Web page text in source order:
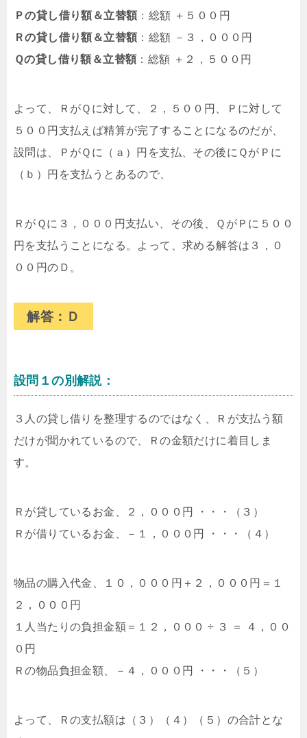
Ｐの貸し借り額＆立替額：総額 ＋５００円
Ｒの貸し借り額＆立替額：総額 －３，０００円
Ｑの貸し借り額＆立替額：総額 ＋２，５００円
よって、ＲがＱに対して、２，５００円、Ｐに対して
５００円支払えば精算が完了することになるのだが、
設問は、ＰがＱに（ａ）円を支払、その後にＱがＰに
（ｂ）円を支払うとあるので、
ＲがＱに３，０００円支払い、その後、ＱがＰに５００
円を支払うことになる。よって、求める解答は３，０
００円のＤ。
解答：Ｄ
設問１の別解説：
３人の貸し借りを整理するのではなく、Ｒが支払う額
だけが聞かれているので、Ｒの金額だけに着目しま
す。
Ｒが貸しているお金、２，０００円 ・・・（３）
Ｒが借りているお金、－１，０００円 ・・・（４）
物品の購入代金、１０，０００円＋２，０００円＝１
２，０００円
１人当たりの負担金額＝１２，０００ ÷ ３ ＝ ４，００
０円
Ｒの物品負担金額、－４，０００円 ・・・（５）
よって、Ｒの支払額は（３）（４）（５）の合計とな